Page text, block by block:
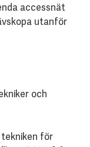
accessnät
utanför
och
för